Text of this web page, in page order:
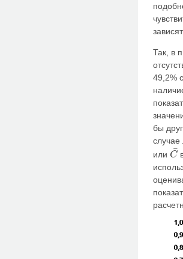
Так, в
49,2%
бы
или C
¯
C¯